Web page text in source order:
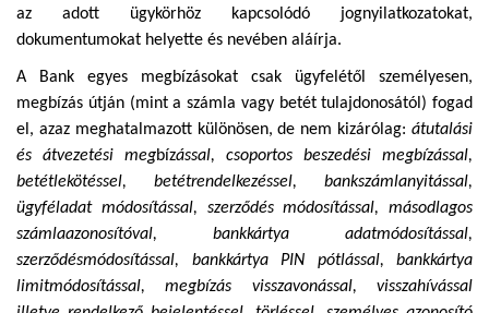
az adott ügykörhöz kapcsolódó jognyilatkozatokat,
dokumentumokat helyette és nevében aláírja.
A Bank egyes megbízásokat csak ügyfelétől személyesen,
megbízás útján (mint a számla vagy betét tulajdonosától) fogad
el, azaz meghatalmazott különösen, de nem kizárólag: átutalási
és átvezetési megbízással, csoportos beszedési megbízással,
betétlekötéssel, betétrendelkezéssel, bankszámlanyitással,
ügyféladat módosítással, szerződés módosítással, másodlagos
számlaazonosítóval, bankkártya adatmódosítással,
szerződésmódosítással, bankkártya PIN pótlással, bankkártya
limitmódosítással, megbízás visszavonással, visszahívással